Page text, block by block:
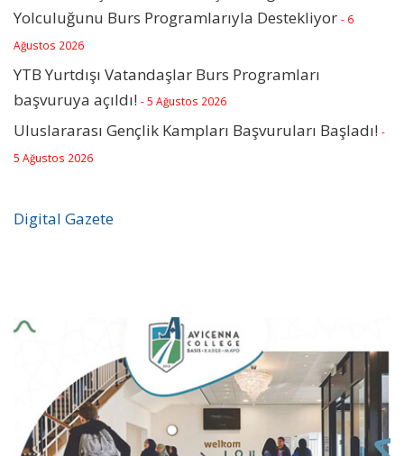
Yolculuğunu Burs Programlarıyla Destekliyor - 6
Ağustos 2026
YTB Yurtdışı Vatandaşlar Burs Programları
başvuruya açıldı! - 5 Ağustos 2026
Uluslararası Gençlik Kampları Başvuruları Başladı! -
5 Ağustos 2026
Digital Gazete